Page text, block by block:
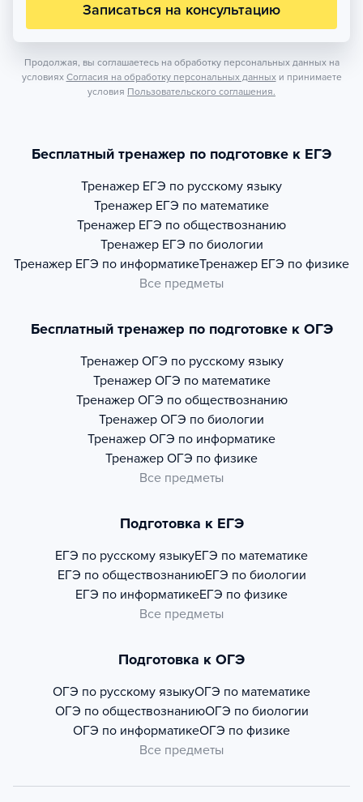
Записаться на консультацию
Продолжая, вы соглашаетесь на обработку персональных данных на
условиях Согласия на обработку персональных данных и принимаете
условия Пользовательского соглашения.
Бесплатный тренажер по подготовке к ЕГЭ
Тренажер ЕГЭ по русскому языку
Тренажер ЕГЭ по математике
Тренажер ЕГЭ по обществознанию
Тренажер ЕГЭ по биологии
Тренажер ЕГЭ по информатикеТренажер ЕГЭ по физике
Все предметы
Бесплатный тренажер по подготовке к ОГЭ
Тренажер ОГЭ по русскому языку
Тренажер ОГЭ по математике
Тренажер ОГЭ по обществознанию
Тренажер ОГЭ по биологии
Тренажер ОГЭ по информатике
Тренажер ОГЭ по физике
Все предметы
Подготовка к ЕГЭ
ЕГЭ по русскому языкуЕГЭ по математике
ЕГЭ по обществознаниюЕГЭ по биологии
ЕГЭ по информатикеЕГЭ по физике
Все предметы
Подготовка к ОГЭ
ОГЭ по русскому языкуОГЭ по математике
ОГЭ по обществознаниюОГЭ по биологии
ОГЭ по информатикеОГЭ по физике
Все предметы